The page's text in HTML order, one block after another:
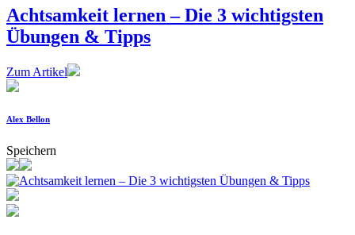
Achtsamkeit lernen – Die 3 wichtigsten
Übungen & Tipps
Zum Artikel
Alex Bellon
Speichern